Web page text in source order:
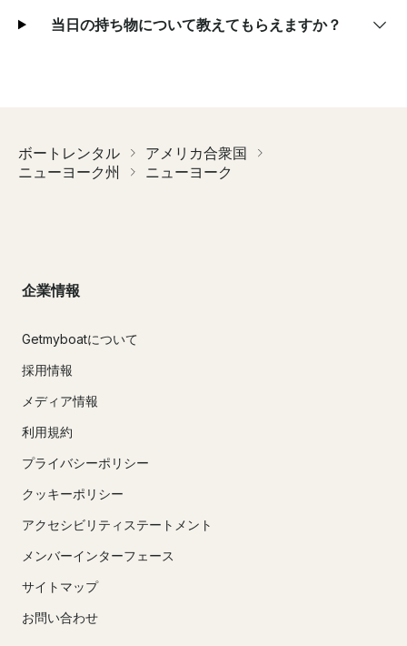
当日の持ち物について教えてもらえますか？
ボートレンタル
アメリカ合衆国
ニューヨーク州
ニューヨーク
企業情報
Getmyboatについて
採用情報
メディア情報
利用規約
プライバシーポリシー
クッキーポリシー
アクセシビリティステートメント
メンバーインターフェース
サイトマップ
お問い合わせ